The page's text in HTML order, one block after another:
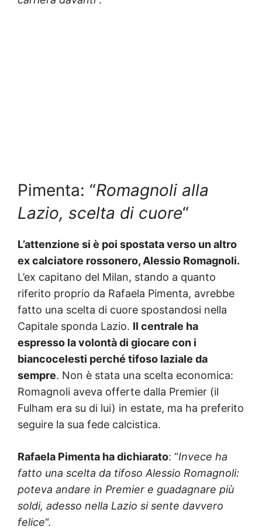
Pimenta: “Romagnoli alla
Lazio, scelta di cuore“
L’attenzione si è poi spostata verso un altro
ex calciatore rossonero, Alessio Romagnoli.
L’ex capitano del Milan, stando a quanto
riferito proprio da Rafaela Pimenta, avrebbe
fatto una scelta di cuore spostandosi nella
Capitale sponda Lazio. Il centrale ha
espresso la volontà di giocare con i
biancocelesti perché tifoso laziale da
sempre. Non è stata una scelta economica:
Romagnoli aveva offerte dalla Premier (il
Fulham era su di lui) in estate, ma ha preferito
seguire la sua fede calcistica.
Rafaela Pimenta ha dichiarato: “Invece ha
fatto una scelta da tifoso Alessio Romagnoli:
poteva andare in Premier e guadagnare più
soldi, adesso nella Lazio si sente davvero
felice“.